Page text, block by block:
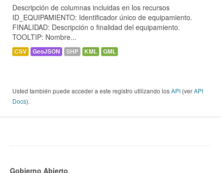
Descripción de columnas incluidas en los recursos
ID_EQUIPAMIENTO: Identificador único de equipamiento.
FINALIDAD: Descripción o finalidad del equipamiento.
TOOLTIP: Nombre...
CSV GeoJSON SHP KML GML
Usted también puede acceder a este registro utilizando losAPI (verAPI
Docs).
Gobierno Abierto